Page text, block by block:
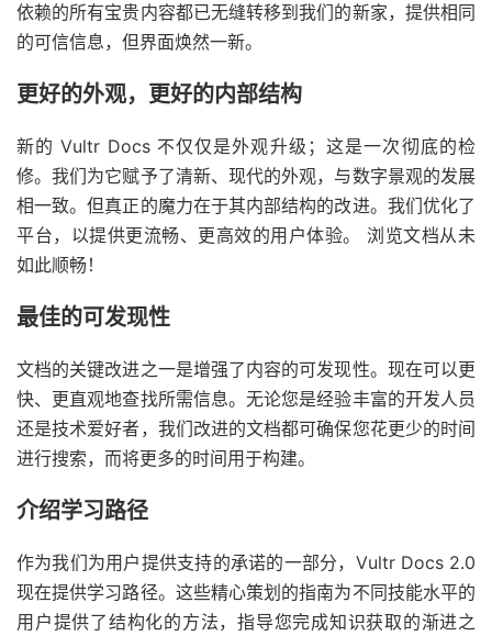
依赖的所有宝贵内容都已无缝转移到我们的新家，提供相同
的可信信息，但界面焕然一新。
更好的外观，更好的内部结构
新的 Vultr Docs 不仅仅是外观升级；这是一次彻底的检
修。我们为它赋予了清新、现代的外观，与数字景观的发展
相一致。但真正的魔力在于其内部结构的改进。我们优化了
平台，以提供更流畅、更高效的用户体验。 浏览文档从未
如此顺畅！
最佳的可发现性
文档的关键改进之一是增强了内容的可发现性。现在可以更
快、更直观地查找所需信息。无论您是经验丰富的开发人员
还是技术爱好者，我们改进的文档都可确保您花更少的时间
进行搜索，而将更多的时间用于构建。
介绍学习路径
作为我们为用户提供支持的承诺的一部分，Vultr Docs 2.0
现在提供学习路径。这些精心策划的指南为不同技能水平的
用户提供了结构化的方法，指导您完成知识获取的渐进之